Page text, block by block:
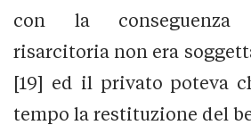
con la conseguenza
risarcitoria non era
[19] ed il privato poteva
tempo la restituzione del